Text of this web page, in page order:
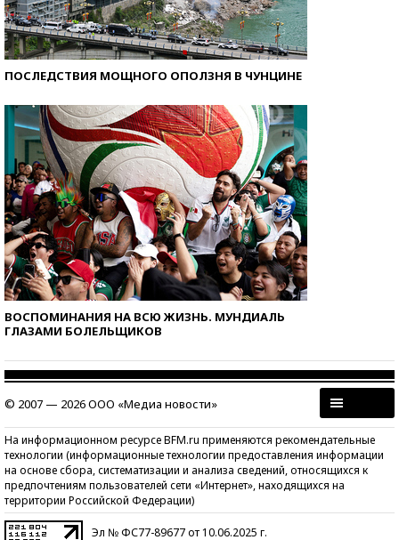
ПОСЛЕДСТВИЯ МОЩНОГО ОПОЛЗНЯ В ЧУНЦИНЕ
ВОСПОМИНАНИЯ НА ВСЮ ЖИЗНЬ. МУНДИАЛЬ
ГЛАЗАМИ БОЛЕЛЬЩИКОВ
© 2007 — 2026 ООО «Медиа новости»
На информационном ресурсе BFM.ru применяются рекомендательные
технологии (информационные технологии предоставления информации
на основе сбора, систематизации и анализа сведений, относящихся к
предпочтениям пользователей сети «Интернет», находящихся на
территории Российской Федерации)
Эл № ФС77-89677 от 10.06.2025 г.